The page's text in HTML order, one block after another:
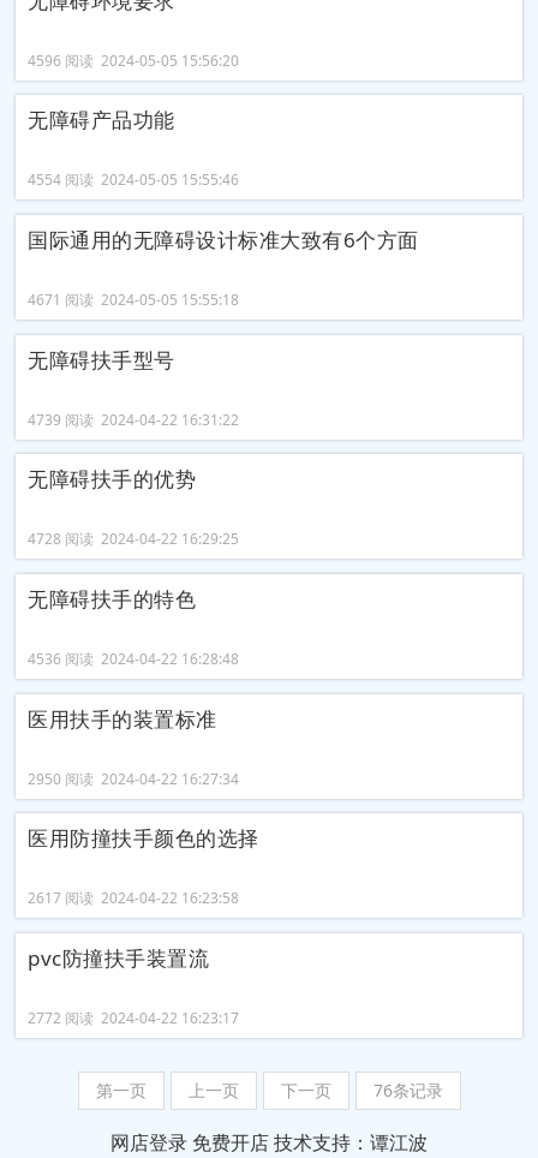
4596 阅读 2024-05-05 15:56:20
无障碍产品功能
4554 阅读 2024-05-05 15:55:46
国际通用的无障碍设计标准大致有6个方面
4671 阅读 2024-05-05 15:55:18
无障碍扶手型号
4739 阅读 2024-04-22 16:31:22
无障碍扶手的优势
4728 阅读 2024-04-22 16:29:25
无障碍扶手的特色
4536 阅读 2024-04-22 16:28:48
医用扶手的装置标准
2950 阅读 2024-04-22 16:27:34
医用防撞扶手颜色的选择
2617 阅读 2024-04-22 16:23:58
pvc防撞扶手装置流
2772 阅读 2024-04-22 16:23:17
第一页 上一页 下一页 76条记录
网店登录 免费开店技术支持：谭江波